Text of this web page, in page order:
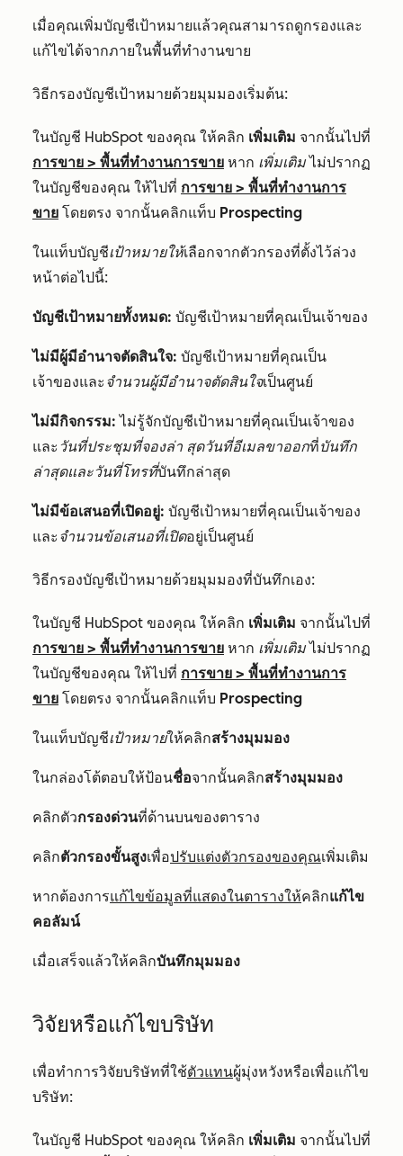
เมื่อคุณเพิ่มบัญชีเป้าหมายแล้วคุณสามารถดูกรองและ
แก้ไขได้จากภายในพื้นที่ทำงานขาย
วิธีกรองบัญชีเป้าหมายด้วยมุมมองเริ่มต้น:
ในบัญชี HubSpot ของคุณ ให้คลิก เพิ่มเติม จากนั้นไปที่
การขาย > พื้นที่ทำงานการขาย หาก เพิ่มเติมไม่ปรากฏ
ในบัญชีของคุณ ให้ไปที่ การขาย > พื้นที่ทำงานการ
ขาย โดยตรง จากนั้นคลิกแท็บ Prospecting
ในแท็บบัญชีเป้าหมายให้เลือกจากตัวกรองที่ตั้งไว้ล่วง
หน้าต่อไปนี้:
บัญชีเป้าหมายทั้งหมด: บัญชีเป้าหมายที่คุณเป็นเจ้าของ
ไม่มีผู้มีอำนาจตัดสินใจ: บัญชีเป้าหมายที่คุณเป็น
เจ้าของและ จำนวนผู้มีอำนาจตัดสินใจเป็นศูนย์
ไม่มีกิจกรรม: ไม่รู้จักบัญชีเป้าหมายที่คุณเป็นเจ้าของ
และ วันที่ประชุมที่จองล่า สุดวันที่อีเมลขาออกที่บันทึก
ล่าสุดและวันที่โทรที่บันทึกล่าสุด
ไม่มีข้อเสนอที่เปิดอยู่: บัญชีเป้าหมายที่คุณเป็นเจ้าของ
และ จำนวนข้อเสนอที่เปิดอยู่เป็นศูนย์
วิธีกรองบัญชีเป้าหมายด้วยมุมมองที่บันทึกเอง:
ในบัญชี HubSpot ของคุณ ให้คลิก เพิ่มเติม จากนั้นไปที่
การขาย > พื้นที่ทำงานการขาย หาก เพิ่มเติมไม่ปรากฏ
ในบัญชีของคุณ ให้ไปที่ การขาย > พื้นที่ทำงานการ
ขาย โดยตรง จากนั้นคลิกแท็บ Prospecting
ในแท็บบัญชีเป้าหมายให้คลิกสร้างมุมมอง
ในกล่องโต้ตอบให้ป้อนชื่อจากนั้นคลิกสร้างมุมมอง
คลิกตัวกรองด่วนที่ด้านบนของตาราง
คลิกตัวกรองขั้นสูงเพื่อปรับแต่งตัวกรองของคุณเพิ่มเติม
หากต้องการแก้ไขข้อมูลที่แสดงในตารางให้คลิกแก้ไข
คอลัมน์
เมื่อเสร็จแล้วให้คลิกบันทึกมุมมอง
วิจัยหรือแก้ไขบริษัท
เพื่อทำการวิจัยบริษัทที่ใช้ตัวแทนผู้มุ่งหวังหรือเพื่อแก้ไข
บริษัท:
ในบัญชี HubSpot ของคุณ ให้คลิก เพิ่มเติม จากนั้นไปที่